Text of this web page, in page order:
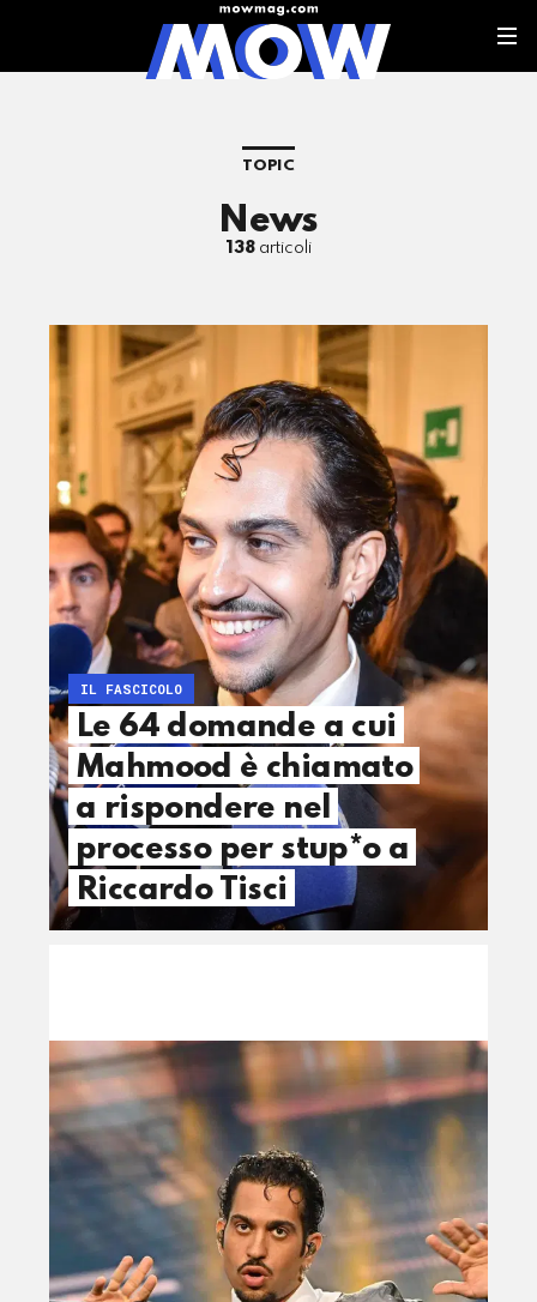
TOPIC
News
138 articoli
IL FASCICOLO
Le 64 domande a cui
Mahmood è chiamato
a rispondere nel
processo per stup*o a
Riccardo Tisci